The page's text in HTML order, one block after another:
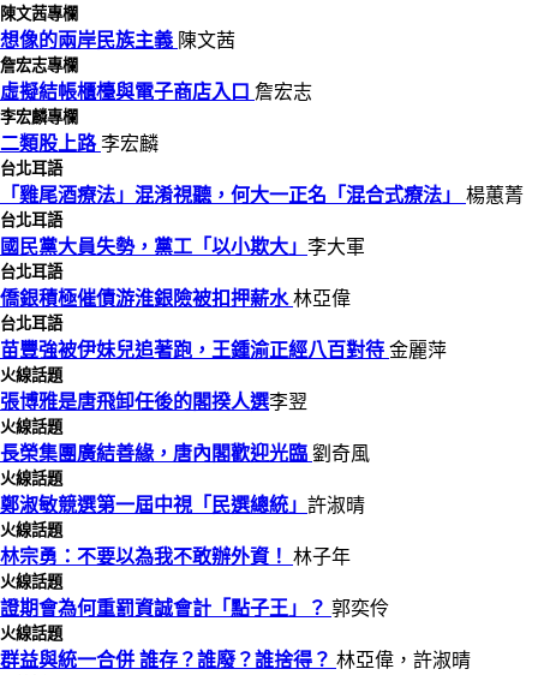
陳文茜專欄
想像的兩岸民族主義 陳文茜
詹宏志專欄
虛擬結帳櫃檯與電子商店入口 詹宏志
李宏麟專欄
二類股上路李宏麟
台北耳語
「雞尾酒療法」混淆視聽，何大一正名「混合式療法」 楊蕙菁
台北耳語
國民黨大員失勢，黨工「以小欺大」 李大軍
台北耳語
僑銀積極催債游淮銀險被扣押薪水林亞偉
台北耳語
苗豐強被伊妹兒追著跑，王鍾渝正經八百對待 金麗萍
火線話題
張博雅是唐飛卸任後的閣揆人選李翌
火線話題
長榮集團廣結善緣，唐內閣歡迎光臨 劉奇風
火線話題
鄭淑敏競選第一屆中視「民選總統」 許淑晴
火線話題
林宗勇：不要以為我不敢辦外資！ 林子年
火線話題
證期會為何重罰資誠會計「點子王」？ 郭奕伶
火線話題
群益與統一合併 誰存？誰廢？誰捨得？ 林亞偉，許淑晴